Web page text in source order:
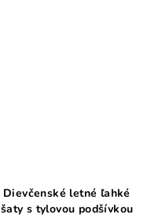
Dievčenské letné ľahké
šaty s tylovou podšívkou